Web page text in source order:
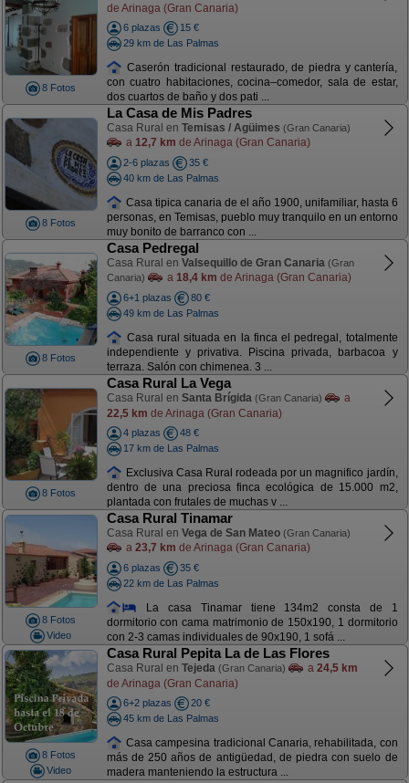
8 Fotos
de Arinaga (Gran Canaria)
6 plazas
15 €
29 km de Las Palmas
Caserón tradicional restaurado, de piedra y cantería,
con cuatro habitaciones, cocina–comedor, sala de estar,
dos cuartos de baño y dos pati ...
8 Fotos
La Casa de Mis Padres
Casa Rural en Temisas / Agüimes (Gran Canaria)
a 12,7 km de Arinaga (Gran Canaria)
2-6 plazas
35 €
40 km de Las Palmas
Casa tipica canaria de el año 1900, unifamiliar, hasta 6
personas, en Temisas, pueblo muy tranquilo en un entorno
muy bonito de barranco con ...
8 Fotos
Casa Pedregal
Casa Rural en Valsequillo de Gran Canaria (Gran
Canaria)
a 18,4 km de Arinaga (Gran Canaria)
6+1 plazas
80 €
49 km de Las Palmas
Casa rural situada en la finca el pedregal, totalmente
independiente y privativa. Piscina privada, barbacoa y
terraza. Salón con chimenea. 3 ...
8 Fotos
Casa Rural La Vega
Casa Rural en Santa Brígida (Gran Canaria)
a
22,5 km de Arinaga (Gran Canaria)
4 plazas
48 €
17 km de Las Palmas
Exclusiva Casa Rural rodeada por un magnifico jardín,
dentro de una preciosa finca ecológica de 15.000 m2,
plantada con frutales de muchas v ...
8 Fotos
Video
Casa Rural Tinamar
Casa Rural en Vega de San Mateo (Gran Canaria)
a 23,7 km de Arinaga (Gran Canaria)
6 plazas
35 €
22 km de Las Palmas
La casa Tinamar tiene 134m2 consta de 1
dormitorio con cama matrimonio de 150x190, 1 dormitorio
con 2-3 camas individuales de 90x190, 1 sofá ...
8 Fotos
Video
Casa Rural Pepita La de Las Flores
Casa Rural en Tejeda (Gran Canaria) a 24,5 km
de Arinaga (Gran Canaria)
6+2 plazas
20 €
45 km de Las Palmas
Casa campesina tradicional Canaria, rehabilitada, con
más de 250 años de antigüedad, de piedra con suelo de
madera manteniendo la estructura ...